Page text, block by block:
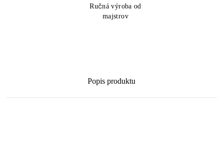
Ručná výroba od
majstrov
Popis produktu